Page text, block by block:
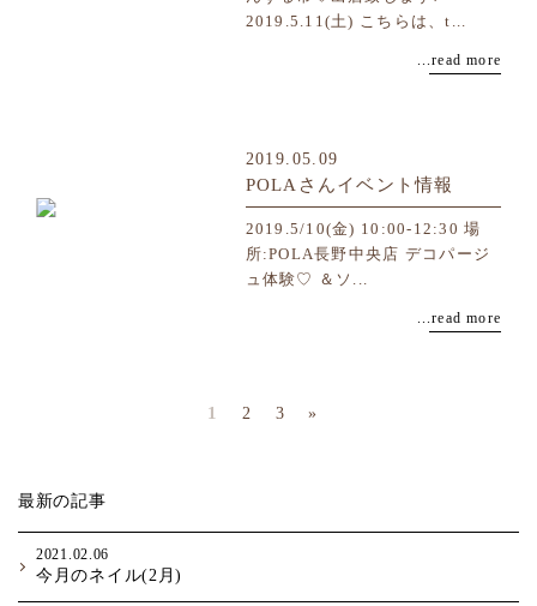
2019.5.11(土) こちらは、t...
...read more
2019.05.09
POLAさんイベント情報
2019.5/10(金) 10:00-12:30 場
所:POLA長野中央店 デコパージ
ュ体験♡ ＆ソ...
...read more
1 2 3 »
最新の記事
2021.02.06
今月のネイル(2月)